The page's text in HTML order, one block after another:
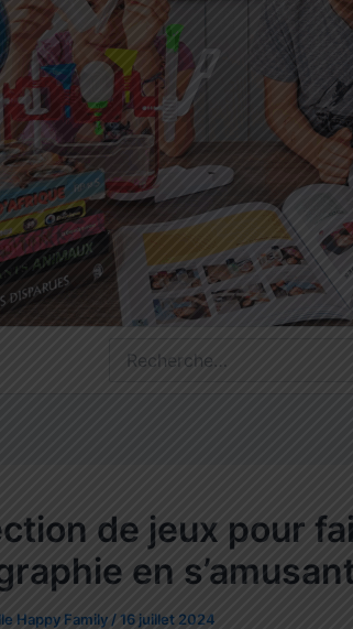
de jeux pour
en
Happy Family /16 juillet 2024